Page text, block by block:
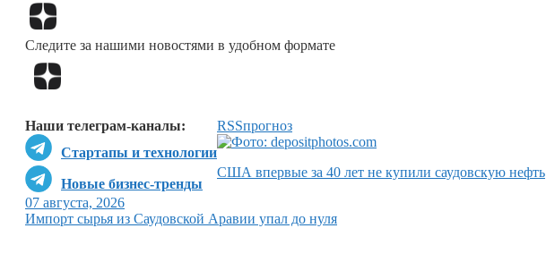
Следите за нашими новостями в удобном формате
Наши телеграм-каналы:
Стартапы и технологии
Новые бизнес-тренды
RSSпрогноз
США впервые за 40 лет не купили саудовскую нефть
07 августа, 2026
Импорт сырья из Саудовской Аравии упал до нуля